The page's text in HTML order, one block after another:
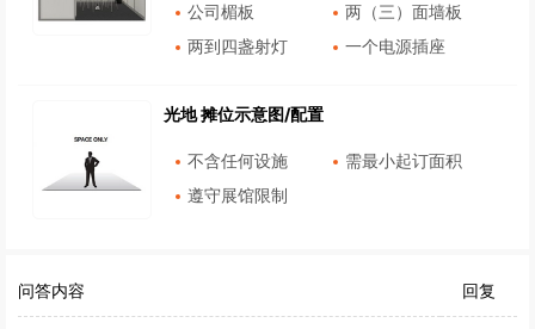
公司楣板
两（三）面墙板
两到四盏射灯
一个电源插座
光地 摊位示意图/配置
不含任何设施
需最小起订面积
遵守展馆限制
问答内容 回复